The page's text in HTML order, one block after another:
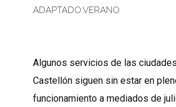
ADAPTADO,VERANO
Algunos servicios de las
Castellón siguen sin estar en
funcionamiento a mediados de